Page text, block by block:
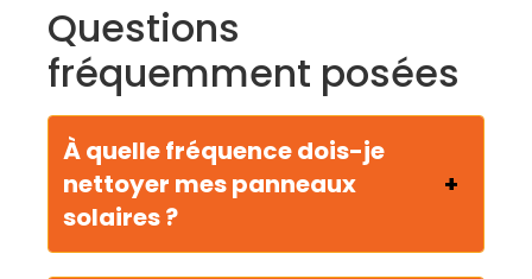
Questions
fréquemment posées
À quelle fréquence dois-je
nettoyer mes panneaux
solaires ?